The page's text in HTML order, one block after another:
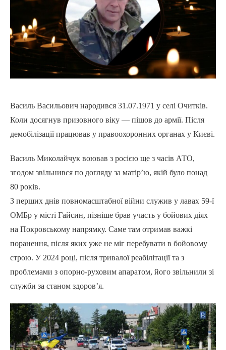
Василь Васильович народився 31.07.1971 у селі Очитків.
Коли досягнув призовного віку — пішов до армії. Після
демобілізації працював у правоохоронних органах у Києві.
Василь Миколайчук воював з росією ще з часів АТО,
згодом звільнився по догляду за матір’ю, якій було понад
80 років.
З перших днів повномасштабної війни служив у лавах 59-ї
ОМБр у місті Гайсин, пізніше брав участь у бойових діях
на Покровському напрямку. Саме там отримав важкі
поранення, після яких уже не міг перебувати в бойовому
строю. У 2024 році, після тривалої реабілітації та з
проблемами з опорно-руховим апаратом, його звільнили зі
служби за станом здоров’я.